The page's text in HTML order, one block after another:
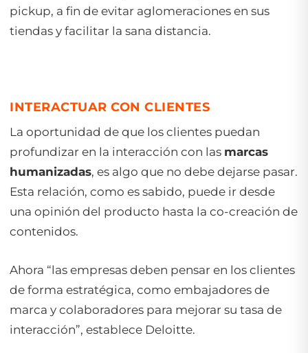
pickup, a fin de evitar aglomeraciones en sus
tiendas y facilitar la sana distancia.
INTERACTUAR CON CLIENTES
La oportunidad de que los clientes puedan
profundizar en la interacción con las marcas
humanizadas, es algo que no debe dejarse pasar.
Esta relación, como es sabido, puede ir desde
una opinión del producto hasta la co-creación de
contenidos.
Ahora “las empresas deben pensar en los clientes
de forma estratégica, como embajadores de
marca y colaboradores para mejorar su tasa de
interacción”, establece Deloitte.